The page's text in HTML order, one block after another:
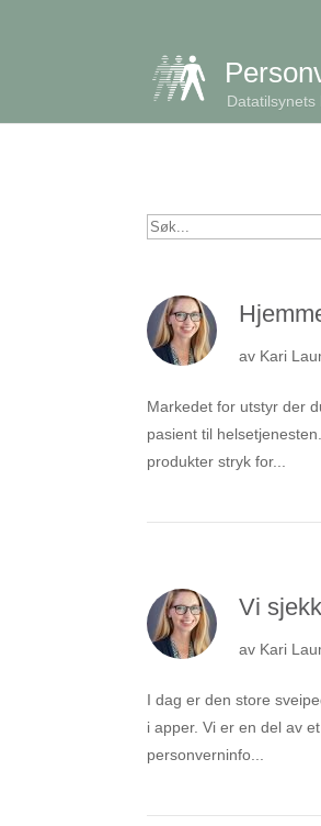
Søk
av Kari
Markedet for utstyr der
pasient til
produkter stryk for...
Vi
av Kari
I dag er den store
i apper. Vi er en del av
personverninfo...